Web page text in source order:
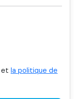
et la politique de